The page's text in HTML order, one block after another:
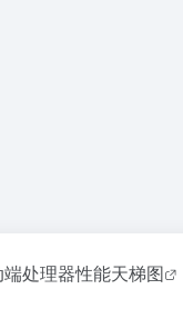
处理器性能天梯图